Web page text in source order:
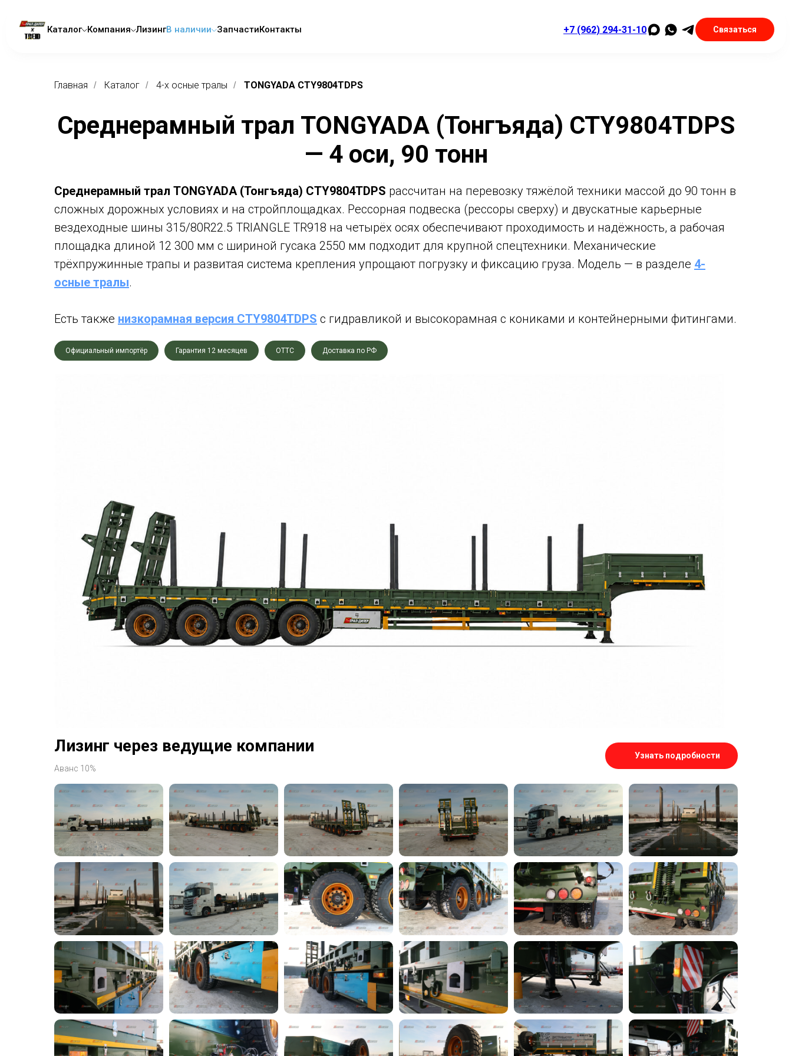
Каталог Компания ЛизингВ наличии ЗапчастиКонтакты +7 (962) 294-31-10 Связаться
Главная / Каталог / 4-x осные тралы / TONGYADA CTY9804TDPS
Среднерамный трал TONGYADA (Тонгъяда) CTY9804TDPS
— 4 оси, 90 тонн
Среднерамный трал TONGYADA (Тонгъяда) CTY9804TDPS рассчитан на перевозку тяжёлой техники массой до 90 тонн в
сложных дорожных условиях и на стройплощадках. Рессорная подвеска (рессоры сверху) и двускатные карьерные
вездеходные шины 315/80R22.5 TRIANGLE TR918 на четырёх осях обеспечивают проходимость и надёжность, а рабочая
площадка длиной 12 300 мм с шириной гусака 2550 мм подходит для крупной спецтехники. Механические
трёхпружинные трапы и развитая система крепления упрощают погрузку и фиксацию груза. Модель — в разделе 4-
осные тралы.
Есть также низкорамная версия CTY9804TDPS с гидравликой и высокорамная с кониками и контейнерными фитингами.
Официальный импортёр Гарантия 12 месяцев ОТТС Доставка по РФ
Лизинг через ведущие компании
Аванс 10%
Узнать подробности